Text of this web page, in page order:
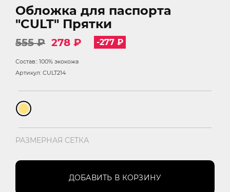
Обложка для паспорта
"CULT" Прятки
555 ₽ 278 ₽ -277 ₽
Состав:: 100% экокожа
Артикул: CULT214
РАЗМЕРНАЯ СЕТКА
ДОБАВИТЬ В КОРЗИНУ